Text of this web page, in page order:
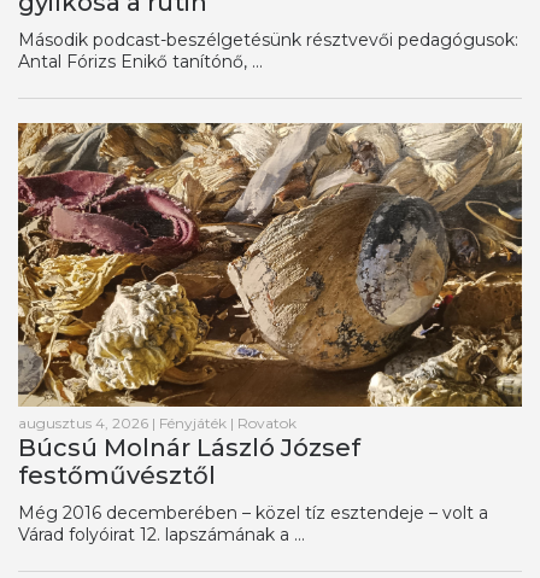
Második podcast-beszélgetésünk résztvevői pedagógusok:
Antal Fórizs Enikő tanítónő, ...
augusztus 4, 2026 | Fényjáték | Rovatok
Búcsú Molnár László József
festőművésztől
Még 2016 decemberében – közel tíz esztendeje – volt a
Várad folyóirat 12. lapszámának a ...